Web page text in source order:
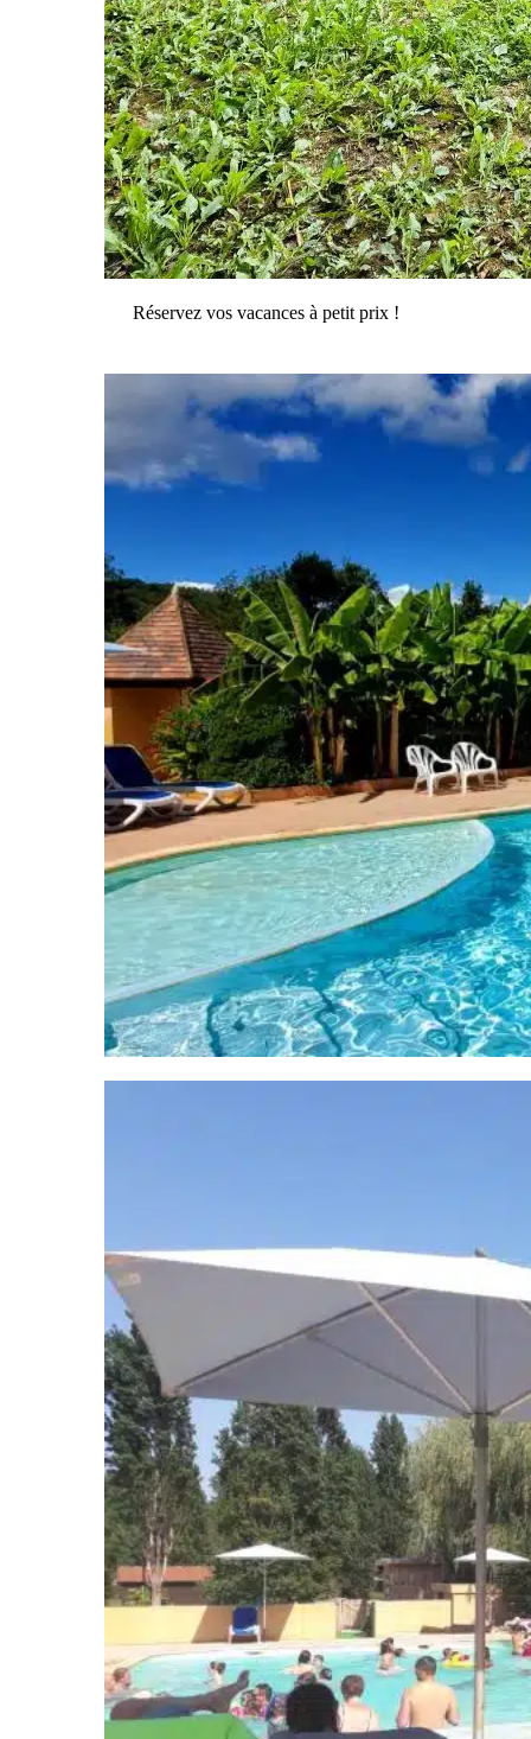
Réservez vos vacances à petit prix !